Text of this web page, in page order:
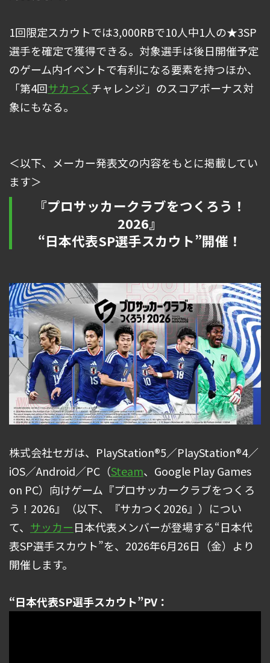
1回限定スカウトでは3,000RBで10人中1人の★3SP
選手を確定で獲得できる。対象選手は後日開催予定
のゲーム内イベントで有利になる要素を持つほか、
「第4回サカつく チャレンジ」のスコアボーナス対
象にもなる。
＜以下、メーカー発表文の内容をもとに掲載してい
ます＞
『プロサッカークラブをつくろう！
2026』
“日本代表SP選手スカウト”開催！
株式会社セガは、PlayStation®5／PlayStation®4／
iOS／Android／PC（Steam、Google Play Games
on PC）向けゲーム『プロサッカークラブをつくろ
う！2026』（以下、『サカつく2026』）につい
て、 サッカー日本代表メンバーが登場する“日本代
表SP選手スカウト”を、2026年6月26日（金）より
開催します。
“日本代表SP選手スカウト”PV：